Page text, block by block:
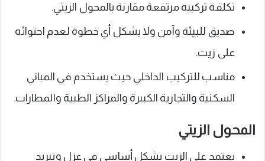
تكلفة تركيبه مرتفعة مقارنة بالمحول الزيتي.
صديق للبيئة وآمن ولا يشكل أي خطوة لعدم احتوائه
على زيت.
مناسب للتركيب الداخلي حيث يستخدم في المباني
السكنية والتجارية الكبيرة والمراكز الطبية والمطارات.
المحول الزيتي
يعتمد على الزيت بشكل أساسي في عزل وتبريد